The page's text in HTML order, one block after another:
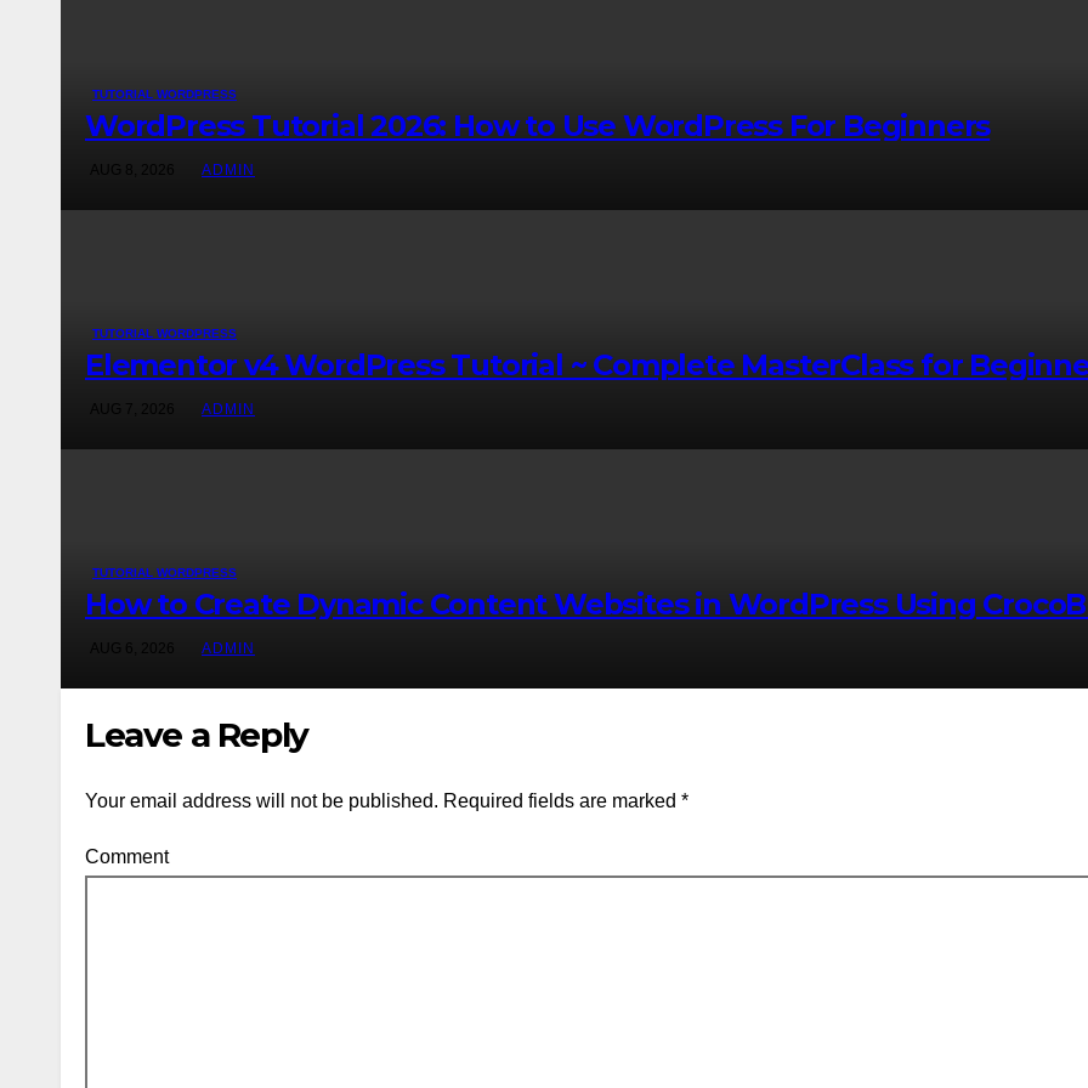
TUTORIAL WORDPRESS
WordPress Tutorial 2026: How to Use WordPress For Beginners
AUG 8, 2026 ADMIN
TUTORIAL WORDPRESS
Elementor v4 WordPress Tutorial ~ Complete MasterClass for
AUG 7, 2026 ADMIN
TUTORIAL WORDPRESS
How to Create Dynamic Content Websites in WordPress Using
AUG 6, 2026 ADMIN
Leave a Reply
Your email address will not be published. Required fields are marked *
Comment